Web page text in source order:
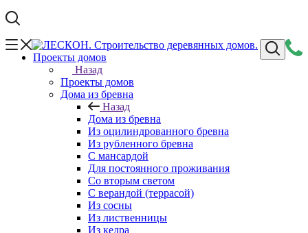
Проекты домов
Назад
Проекты домов
Дома из бревна
Назад
Дома из бревна
Из оцилиндрованного бревна
Из рубленного бревна
С мансардой
Для постоянного проживания
Со вторым светом
С верандой (террасой)
Из сосны
Из лиственницы
Из кедра